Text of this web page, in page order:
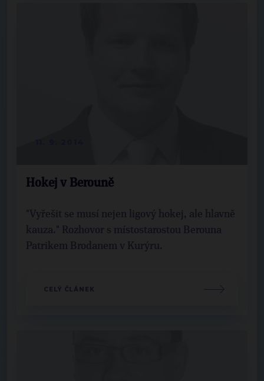
Hokej v Berouně
"Vyřešit se musí nejen ligový hokej, ale hlavně
kauza." Rozhovor s místostarostou Berouna
Patrikem Brodanem v Kurýru.
CELÝ ČLÁNEK